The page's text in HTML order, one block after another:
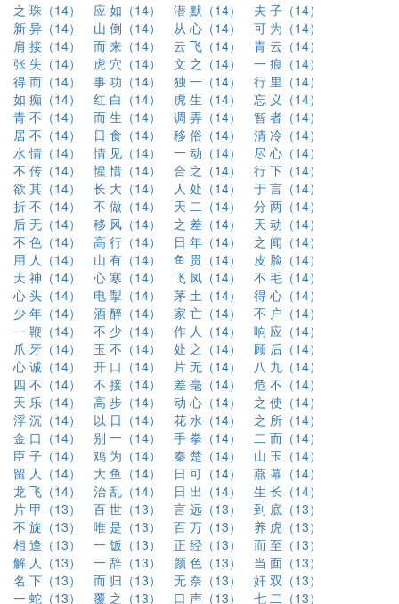
之 珠（14）
应 如（14） 潜 默（14）
夫 子（14）
新 异（14）
山 倒（14） 从 心（14）
可 为（14）
肩 接（14）
而 来（14） 云 飞（14）
青 云（14）
张 失（14）
虎 穴（14） 文 之（14）
一 痕（14）
得 而（14）
事 功（14） 独 一（14）
行 里（14）
如 痴（14）
红 白（14） 虎 生（14）
忘 义（14）
青 不（14）
而 生（14） 调 弄（14）
智 者（14）
居 不（14）
日 食（14） 移 俗（14）
清 冷（14）
水 情（14）
情 见（14） 一 动（14）
尽 心（14）
不 传（14）
惺 惜（14） 合 之（14）
行 下（14）
欲 其（14）
长 大（14） 人 处（14）
于 言（14）
折 不（14）
不 做（14） 天 二（14）
分 两（14）
后 无（14）
移 风（14） 之 差（14）
天 动（14）
不 色（14）
高 行（14） 日 年（14）
之 闻（14）
用 人（14）
山 有（14） 鱼 贯（14）
皮 脸（14）
天 神（14）
心 寒（14） 飞 凤（14）
不 毛（14）
心 头（14）
电 掣（14） 茅 土（14）
得 心（14）
少 年（14）
酒 醉（14） 家 亡（14）
不 户（14）
一 鞭（14）
不 少（14） 作 人（14）
响 应（14）
爪 牙（14）
玉 不（14） 处 之（14）
顾 后（14）
心 诚（14）
开 口（14） 片 无（14）
八 九（14）
四 不（14）
不 接（14） 差 毫（14）
危 不（14）
天 乐（14）
高 步（14） 动 心（14）
之 使（14）
浮 沉（14）
以 日（14） 花 水（14）
之 所（14）
金 口（14）
别 一（14） 手 拳（14）
二 而（14）
臣 子（14）
鸡 为（14） 秦 楚（14）
山 玉（14）
留 人（14）
大 鱼（14） 日 可（14）
燕 幕（14）
龙 飞（14）
治 乱（14） 日 出（14）
生 长（14）
片 甲（13）
百 世（13） 言 远（13）
到 底（13）
不 旋（13）
唯 是（13） 百 万（13）
养 虎（13）
相 逢（13）
一 饭（13） 正 经（13）
而 至（13）
解 人（13）
一 辞（13） 颜 色（13）
当 面（13）
名 下（13）
而 归（13） 无 奈（13）
奸 双（13）
一 蛇（13）
覆 之（13） 口 声（13）
七 二（13）